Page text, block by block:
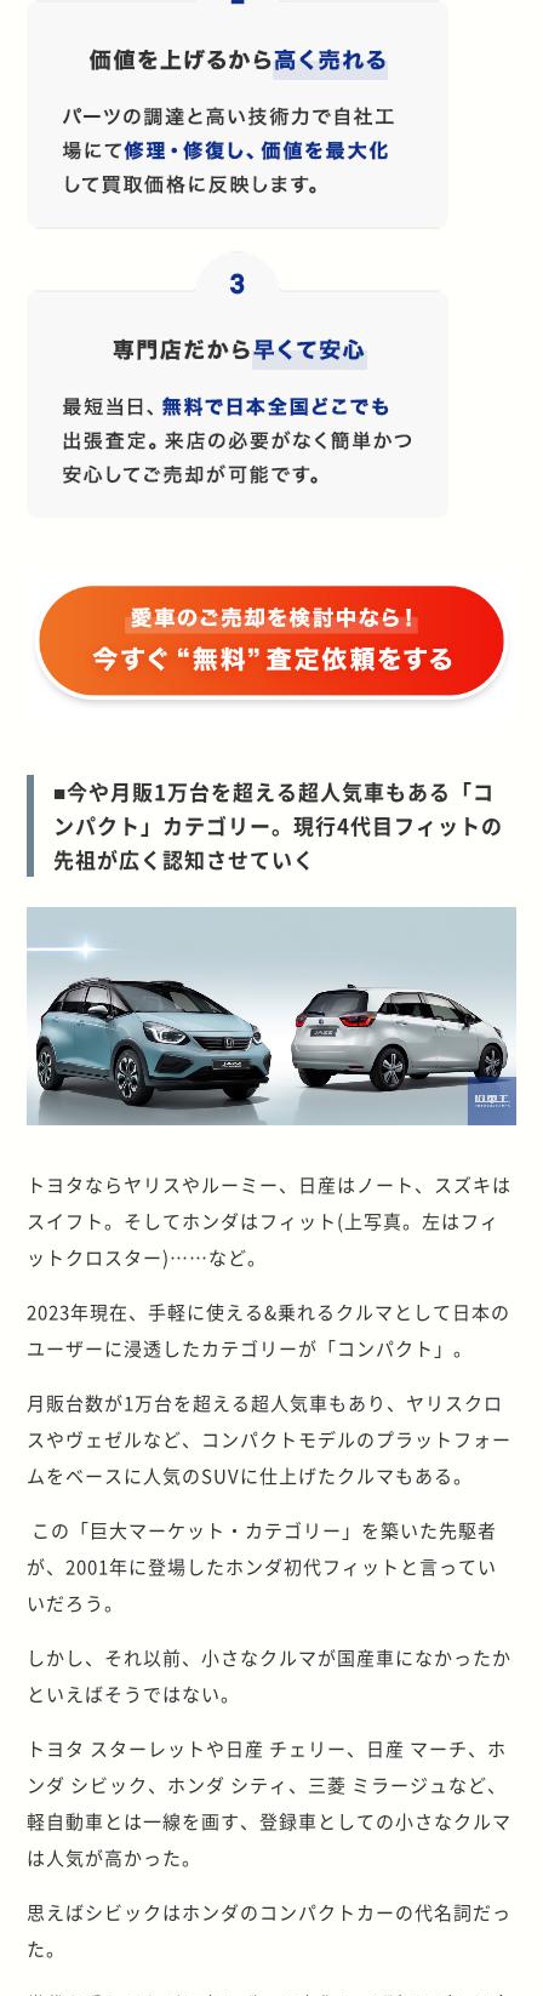
■今や月販1万台を超える超人気車もある「コ
ンパクト」カテゴリー。現行4代目フィットの
先祖が広く認知させていく
トヨタならヤリスやルーミー、日産はノート、スズキは
スイフト。そしてホンダはフィット(上写真。左はフィ
ットクロスター)……など。
2023年現在、手軽に使える&乗れるクルマとして日本の
ユーザーに浸透したカテゴリーが「コンパクト」。
月販台数が1万台を超える超人気車もあり、ヤリスクロ
スやヴェゼルなど、コンパクトモデルのプラットフォー
ムをベースに人気のSUVに仕上げたクルマもある。
この「巨大マーケット・カテゴリー」を築いた先駆者
が、2001年に登場したホンダ初代フィットと言ってい
いだろう。
しかし、それ以前、小さなクルマが国産車になかったか
といえばそうではない。
トヨタ スターレットや日産 チェリー、日産 マーチ、ホ
ンダ シビック、ホンダ シティ、三菱 ミラージュなど、
軽自動車とは一線を画す、登録車としての小さなクルマ
は人気が高かった。
思えばシビックはホンダのコンパクトカーの代名詞だっ
た。